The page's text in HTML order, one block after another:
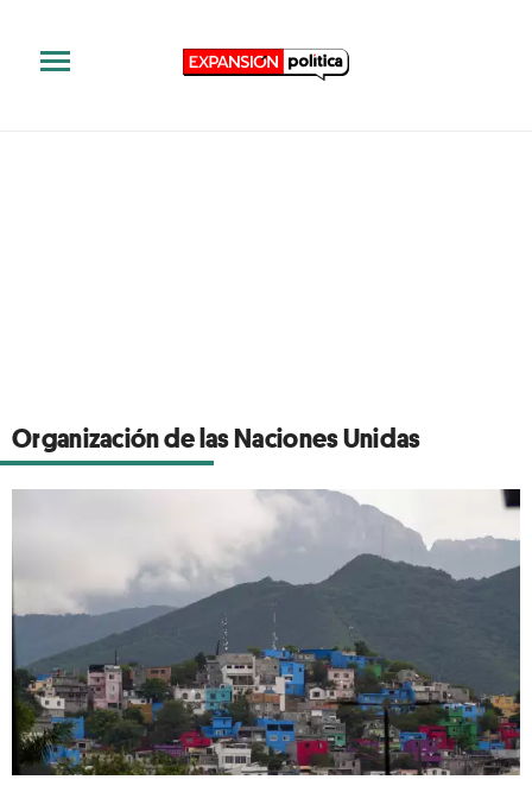
Organización de las Naciones Unidas